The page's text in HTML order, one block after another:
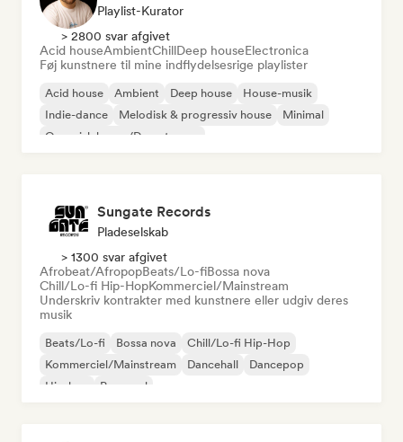
Playlist-Kurator
> 2800 svar afgivet
Acid houseAmbientChillDeep houseElectronica
Føj kunstnere til mine indflydelsesrige playlister
Acid house Ambient Deep house
House-musik
Indie-dance
Melodisk & progressiv house
Minimal
Organisk house/Downtempo
Sungate Records
Pladeselskab
> 1300 svar afgivet
Afrobeat/AfropopBeats/Lo-fiBossa nova
Chill/Lo-fi Hip-HopKommerciel/Mainstream
Underskriv kontrakter med kunstnere eller udgiv deres
musik
Beats/Lo-fi Bossa nova
Chill/Lo-fi Hip-Hop
Kommerciel/Mainstream
Dancehall
Dancepop
Hip-hop
Pop-soul